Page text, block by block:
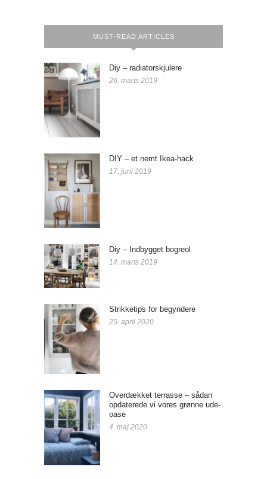
MUST-READ ARTICLES
Diy – radiatorskjulere
26. marts 2019
DIY – et nemt Ikea-hack
17. juni 2019
Diy – Indbygget bogreol
14. marts 2019
Strikketips for begyndere
25. april 2020
Overdækket terrasse – sådan
opdaterede vi vores grønne ude-
oase
4. maj 2020